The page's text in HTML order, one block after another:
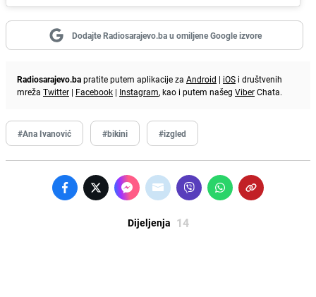
Dodajte Radiosarajevo.ba u omiljene Google izvore
Radiosarajevo.bapratite putem aplikacije za Android | iOS i društvenih
mreža Twitter | Facebook | Instagram, kao i putem našeg ViberChata.
#Ana Ivanović #bikini #izgled
Dijeljenja 14